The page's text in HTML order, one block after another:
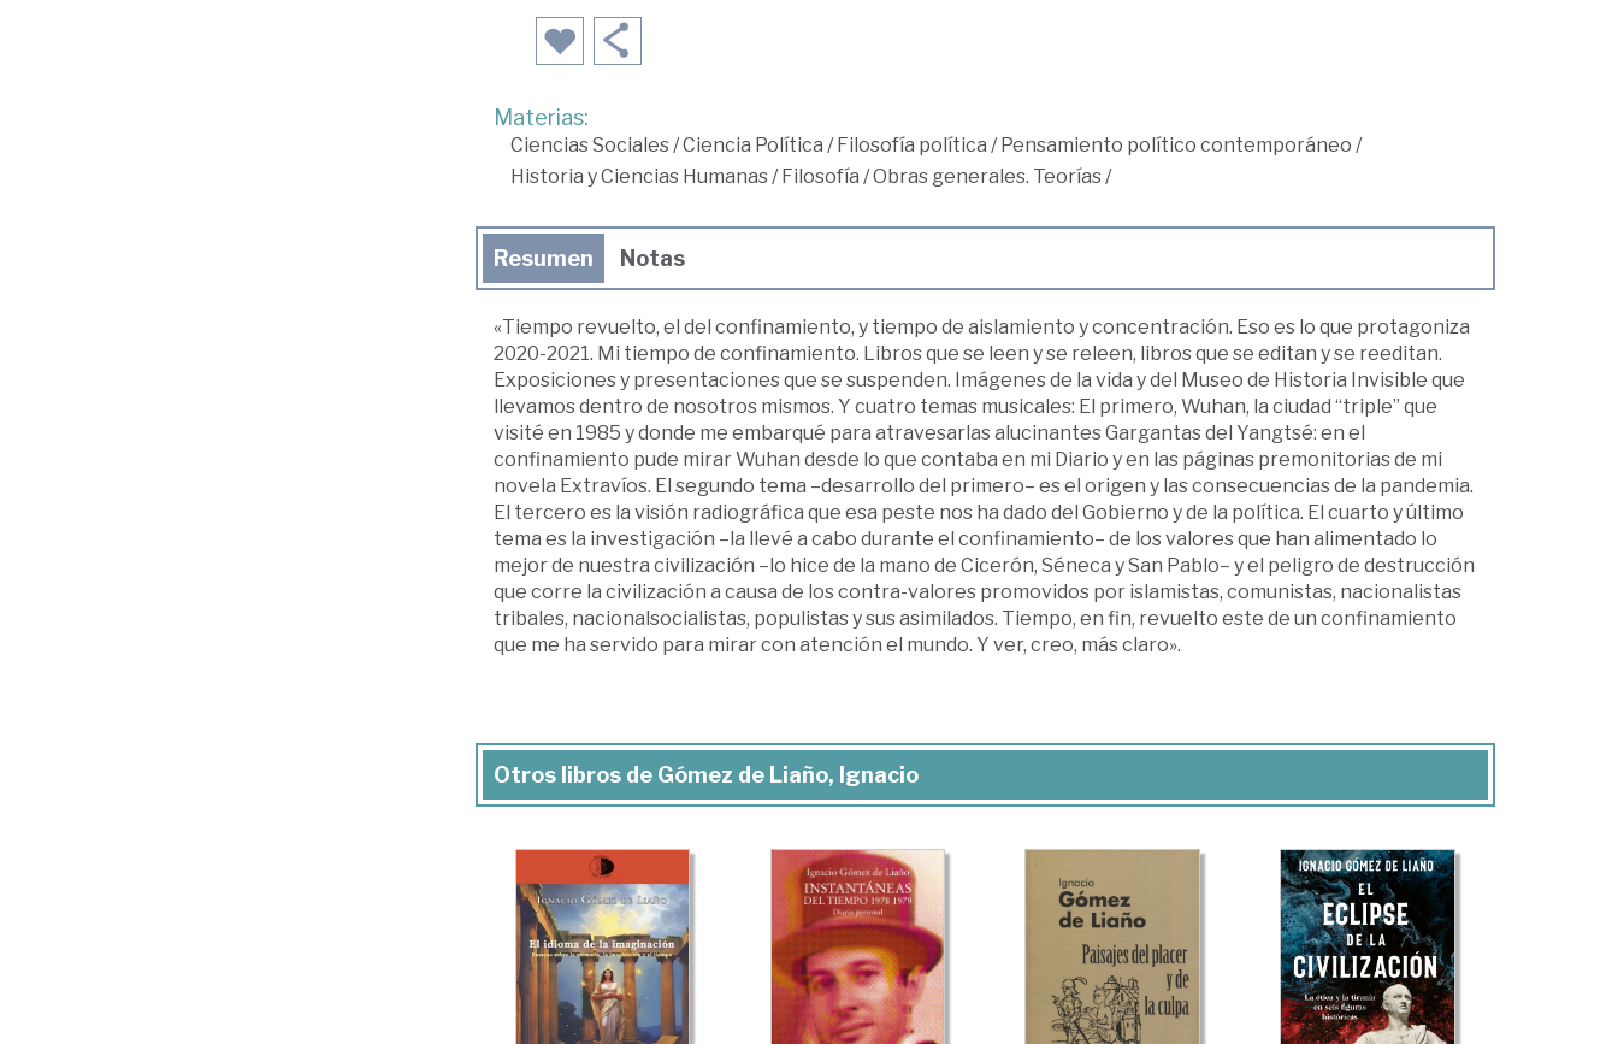
Materias:
Ciencias Sociales/Ciencia Política /Filosofía política /Pensamiento político contemporáneo /
Historia y Ciencias Humanas/Filosofía /Obras generales. Teorías/
Resumen Notas
«Tiempo revuelto, el del confinamiento, y tiempo de aislamiento y concentración. Eso es lo que protagoniza
2020-2021. Mi tiempo de confinamiento. Libros que se leen y se releen, libros que se editan y se reeditan.
Exposiciones y presentaciones que se suspenden. Imágenes de la vida y del Museo de Historia Invisible que
llevamos dentro de nosotros mismos. Y cuatro temas musicales: El primero, Wuhan, la ciudad “triple” que
visité en 1985 y donde me embarqué para atravesarlas alucinantes Gargantas del Yangtsé: en el
confinamiento pude mirar Wuhan desde lo que contaba en mi Diario y en las páginas premonitorias de mi
novela Extravíos. El segundo tema –desarrollo del primero– es el origen y las consecuencias de la pandemia.
El tercero es la visión radiográfica que esa peste nos ha dado del Gobierno y de la política. El cuarto y último
tema es la investigación –la llevé a cabo durante el confinamiento– de los valores que han alimentado lo
mejor de nuestra civilización –lo hice de la mano de Cicerón, Séneca y San Pablo– y el peligro de destrucción
que corre la civilización a causa de los contra-valores promovidos por islamistas, comunistas, nacionalistas
tribales, nacionalsocialistas, populistas y sus asimilados. Tiempo, en fin, revuelto este de un confinamiento
que me ha servido para mirar con atención el mundo. Y ver, creo, más claro».
Otros libros de Gómez de Liaño, Ignacio